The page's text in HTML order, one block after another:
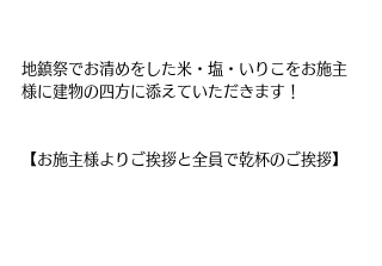
地鎮祭でお清めをした米・塩・いりこをお施主
様に建物の四方に添えていただきます！
【お施主様よりご挨拶と全員で乾杯のご挨拶】